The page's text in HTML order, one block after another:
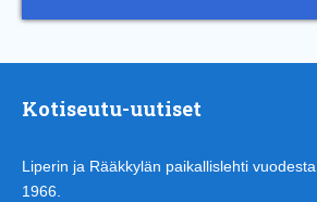
Kotiseutu-uutiset
Liperin ja Rääkkylän paikallislehti vuodesta
1966.